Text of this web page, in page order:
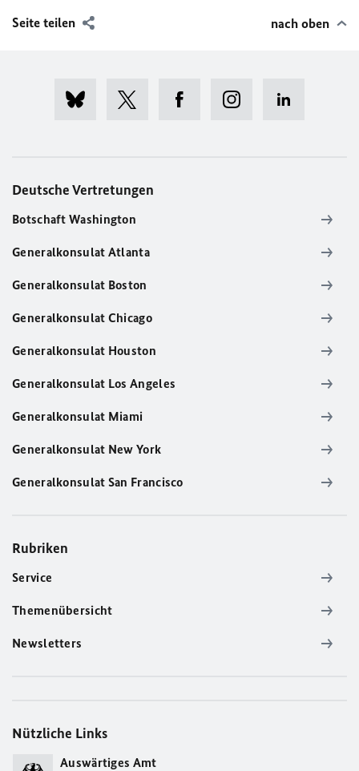
Seite teilen nach oben
Deutsche Vertretungen
Botschaft Washington
Generalkonsulat Atlanta
Generalkonsulat Boston
Generalkonsulat Chicago
Generalkonsulat Houston
Generalkonsulat Los Angeles
Generalkonsulat Miami
Generalkonsulat New York
Generalkonsulat San Francisco
Rubriken
Service
Themenübersicht
Newsletters
Nützliche Links
Auswärtiges Amt